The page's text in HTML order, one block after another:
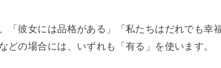
「彼女には品格がある」「私たちはだれでも幸
どの場合には、いずれも「有る」を使います。